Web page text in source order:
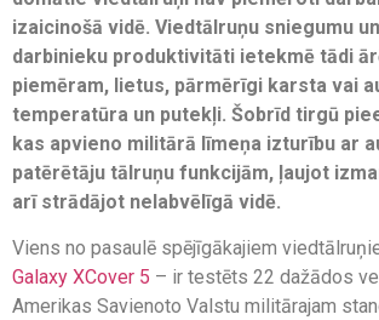
izaicinošā vidē. Viedtālruņu sniegumu
darbinieku produktivitāti ietekmē tādi
piemēram, lietus, pārmērīgi karsta vai
temperatūra un putekļi. Šobrīd tirgū
kas apvieno militārā līmeņa izturību ar
patērētāju tālruņu funkcijām, ļaujot
arī strādājot nelabvēlīgā vidē.
Viens no pasaulē spējīgākajiem
Galaxy XCover 5 – ir testēts 22 dažādos
Amerikas Savienoto Valstu militārajam